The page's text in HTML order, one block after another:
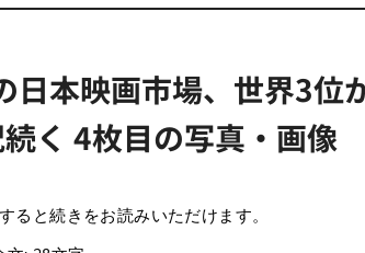
日本映画市場、世界3
く 4枚目の写真・画像
ると続きをお読みいただけます。